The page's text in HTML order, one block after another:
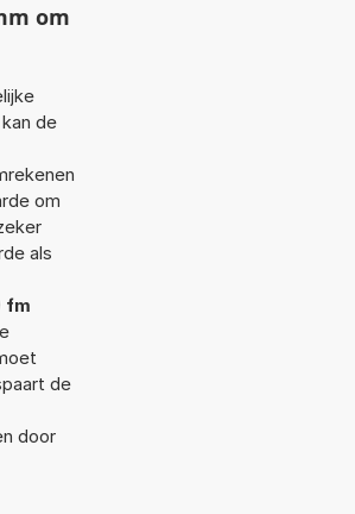
om
de
om
als
fm
de
door